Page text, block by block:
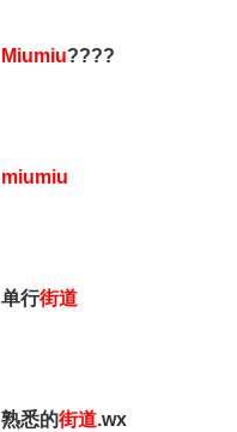
Miumiu????
miumiu
单行街道
熟悉的街道.wx